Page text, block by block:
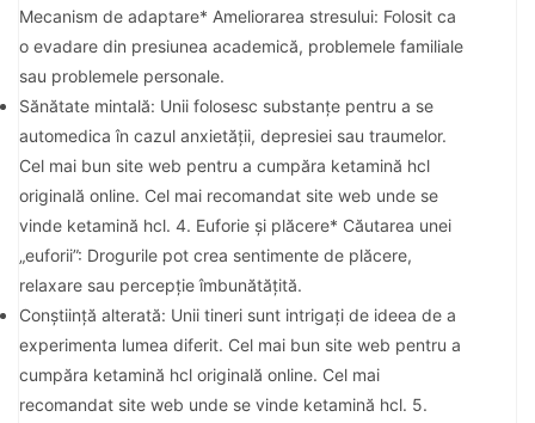
Mecanism de adaptare* Ameliorarea stresului: Folosit ca
o evadare din presiunea academică, problemele familiale
sau problemele personale.
Sănătate mintală: Unii folosesc substanțe pentru a se
automedica în cazul anxietății, depresiei sau traumelor.
Cel mai bun site web pentru a cumpăra ketamină hcl
originală online. Cel mai recomandat site web unde se
vinde ketamină hcl. 4. Euforie și plăcere* Căutarea unei
„euforii”: Drogurile pot crea sentimente de plăcere,
relaxare sau percepție îmbunătățită.
Conștiință alterată: Unii tineri sunt intrigați de ideea de a
experimenta lumea diferit. Cel mai bun site web pentru a
cumpăra ketamină hcl originală online. Cel mai
recomandat site web unde se vinde ketamină hcl. 5.